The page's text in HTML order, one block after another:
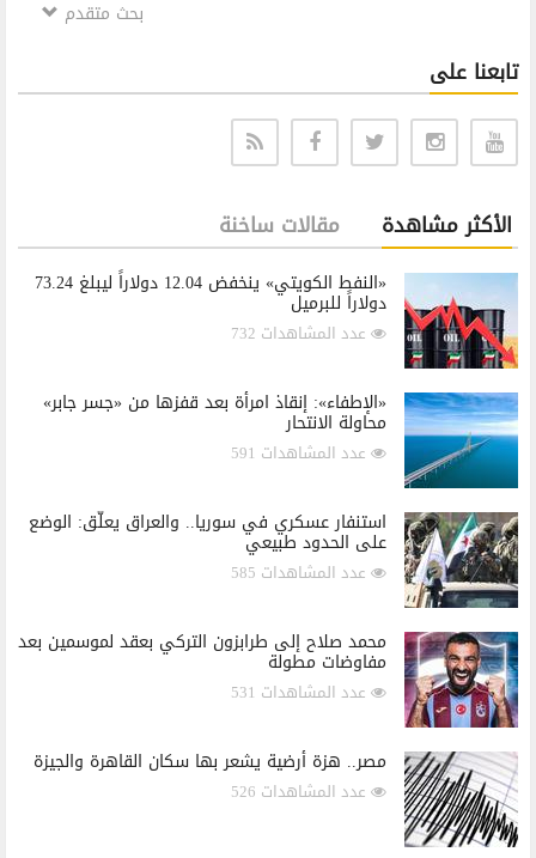
بحث متقدم
تابعنا على
الأكثر مشاهدة مقالات ساخنة
«النفط الكويتي» ينخفض 12.04 دولاراً ليبلغ 73.24
دولاراً للبرميل
عدد المشاهدات 732
«الإطفاء»: إنقاذ امرأة بعد قفزها من «جسر جابر»
محاولة الانتحار
عدد المشاهدات 591
استنفار عسكري في سوريا.. والعراق يعلّق: الوضع
على الحدود طبيعي
عدد المشاهدات 585
محمد صلاح إلى طرابزون التركي بعقد لموسمين بعد
مفاوضات مطولة
عدد المشاهدات 531
مصر.. هزة أرضية يشعر بها سكان القاهرة والجيزة
عدد المشاهدات 526